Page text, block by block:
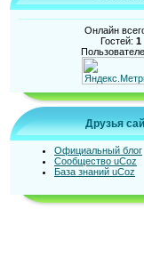
Онлайн
Гостей: 1
Друзья
Официальный блог
Сообщество uCoz
База знаний uCoz